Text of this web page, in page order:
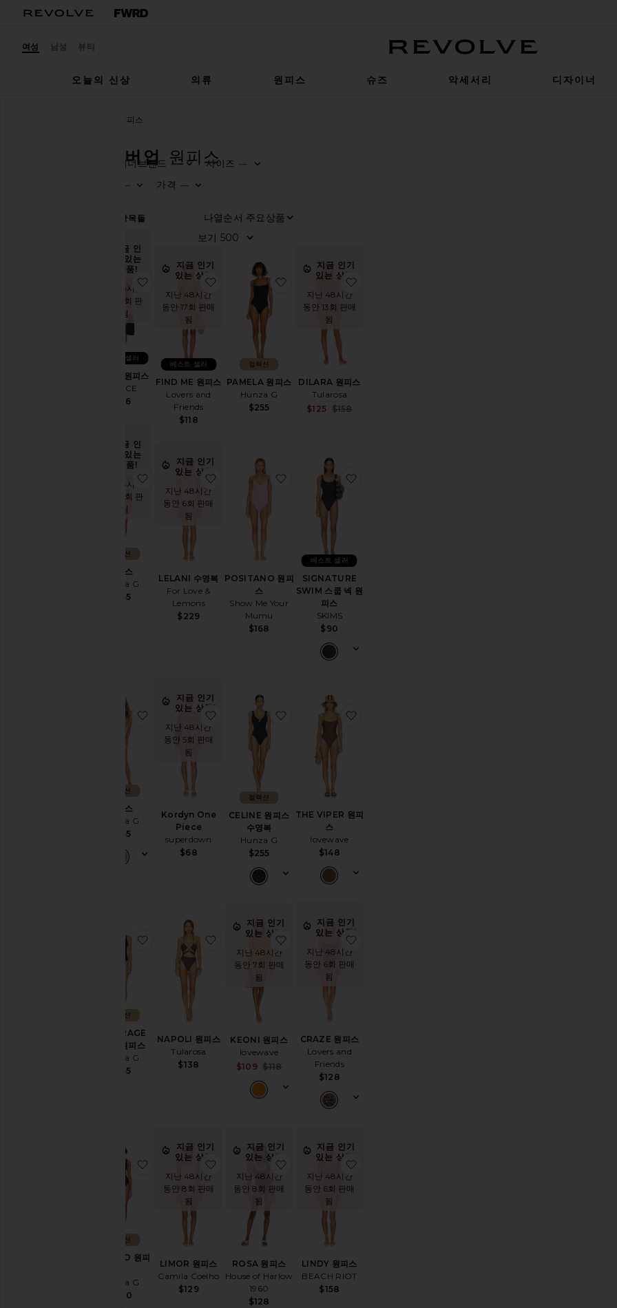
여성 남성 뷰티
오늘의 신상
의류 원피스 슈즈 악세서리 디자이너
원피스
수영복 & 커버업 원피스
디자이너브랜드 —
사이즈 —
—
가격 —
항목들
지금 인
기 있는
상품!
지난 48시간
동안 15회 판
매됨
NADIA 원피스
LSPACE
$176
베스트 셀러
찜상품NADIA 원피스
지금 인기
있는 상품!
지난 48시간
동안 17회 판매
됨
FIND ME 원피스
Lovers and
Friends
$118
베스트 셀러
찜상품FIND ME 원피스
PAMELA 원피스
Hunza G
$255
컬렉션
찜상품PAMELA 원피스
지금 인기
있는 상품!
지난 48시간
동안 13회 판매
됨
DILARA 원피스
Tularosa
$125 $158
지금 인
기 있는
상품!
지난 48시간
동안 10회 판
매됨
원피스
Hunza G
$255
컬렉션
찜상품원피스
지금 인기
있는 상품!
지난 48시간
동안 6회 판매
됨
LELANI 수영복
For Love &
Lemons
$229
찜상품LELANI 수영복
POSITANO 원피
스
Show Me Your
Mumu
$168
찜상품POSITANO 원피스
SIGNATURE
SWIM 스쿱 넥 원
피스
SKIMS
$90
베스트 셀러
원피스
Hunza G
$255
컬렉션
찜상품원피스
지금 인기
있는 상품!
지난 48시간
동안 5회 판매
됨
Kordyn One
Piece
superdown
$68
찜상품Kordyn One Piece
CELINE 원피스
수영복
Hunza G
$255
컬렉션
찜상품CELINE 원피스 수영복
THE VIPER 원피
스
lovewave
$148
COVERAGE
FAYE 원피스
Hunza G
$255
컬렉션
찜상품COVERAGE FAYE 원피스
NAPOLI 원피스
Tularosa
$138
찜상품NAPOLI 원피스
지금 인기
있는 상품!
지난 48시간
동안 7회 판매
됨
KEONI 원피스
lovewave
Sale price:
$109
Previous price:
$118
찜상품KEONI 원피스
지금 인기
있는 상품!
지난 48시간
동안 6회 판매
됨
CRAZE 원피스
Lovers and
Friends
$128
DOMINO 원피
Hunza G
$270
컬렉션
찜상품DOMINO 원피스
지금 인기
있는 상품!
지난 48시간
동안 8회 판매
됨
LIMOR 원피스
Camila Coelho
$129
찜상품LIMOR 원피스
지금 인기
있는 상품!
지난 48시간
동안 8회 판매
됨
ROSA 원피스
House of Harlow
1960
$128
찜상품ROSA 원피스
지금 인기
있는 상품!
지난 48시간
동안 6회 판매
됨
LINDY 원피스
BEACH RIOT
$158